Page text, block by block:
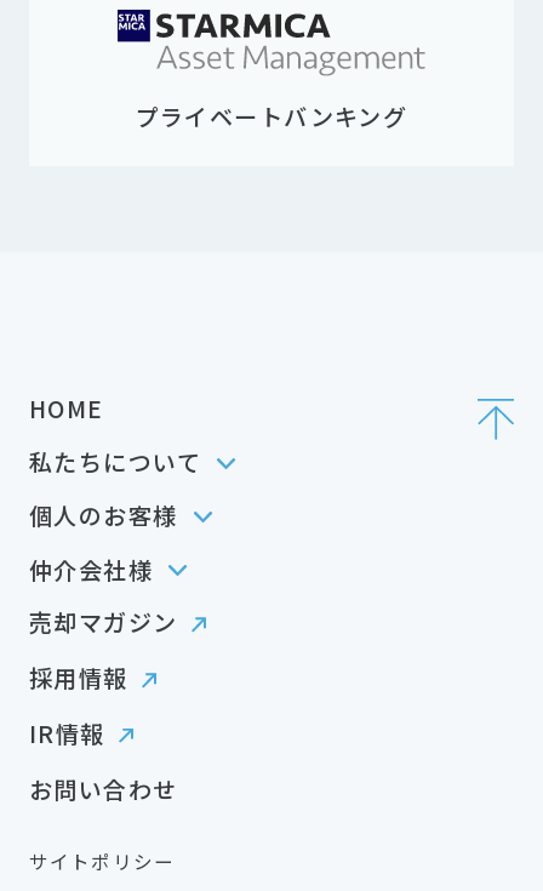
プライベートバンキング
HOME
私たちについて
個人のお客様
仲介会社様
売却マガジン
採用情報
IR情報
お問い合わせ
サイトポリシー